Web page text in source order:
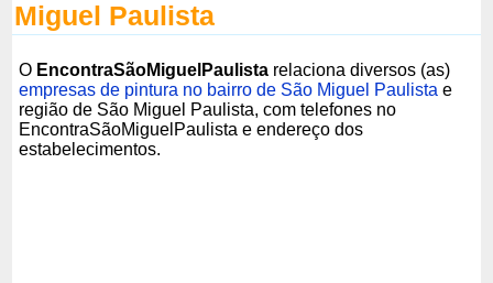
Miguel Paulista
O EncontraSãoMiguelPaulista relaciona diversos (as)
empresas de pintura no bairro de São Miguel Paulista e
região de São Miguel Paulista, com telefones no
EncontraSãoMiguelPaulista e endereço dos
estabelecimentos.